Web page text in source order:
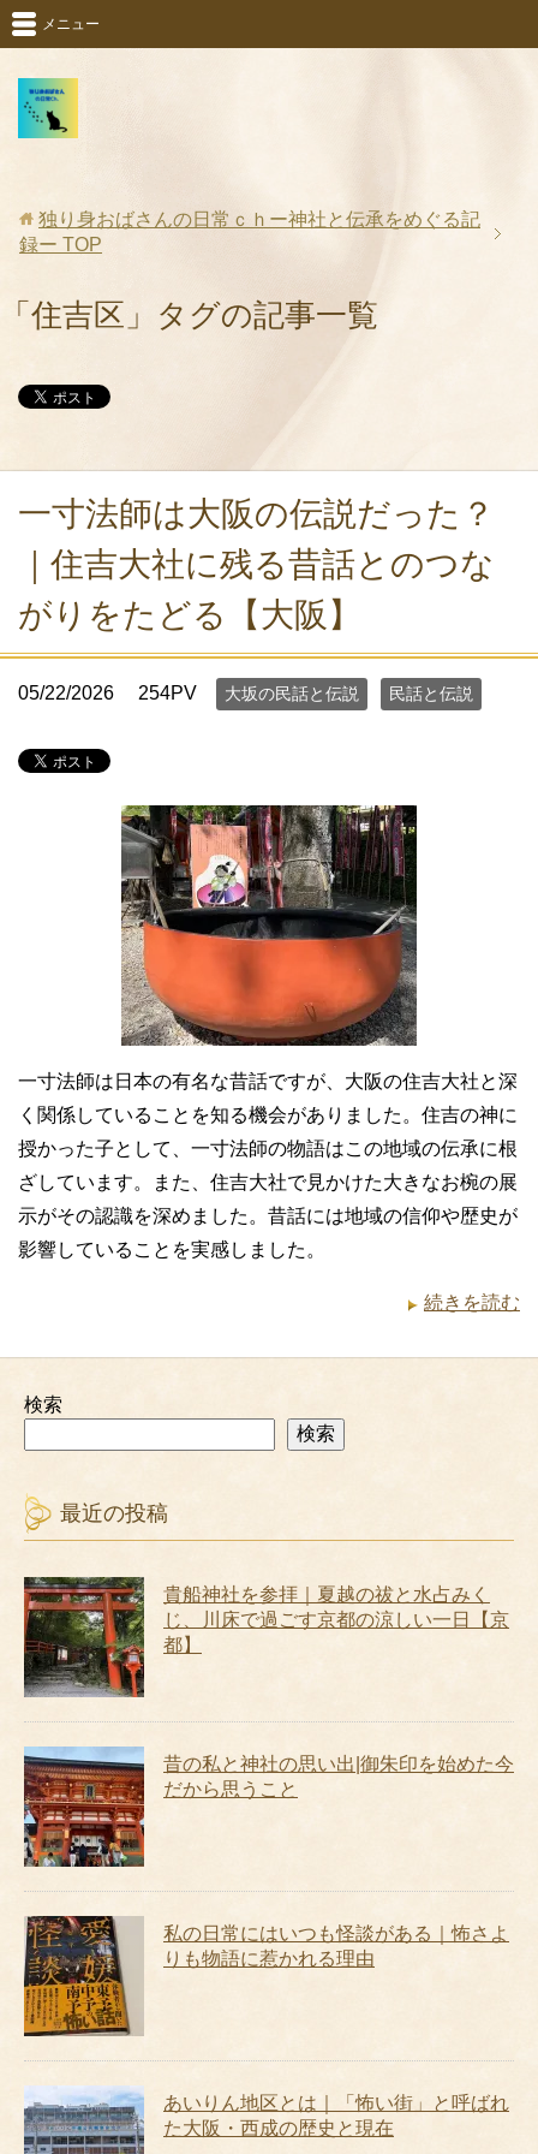
メニュー
独り身おばさんの日常ｃｈー神社と伝承をめぐる記
録ー TOP
「住吉区」タグの記事一覧
一寸法師は大阪の伝説だった？
｜住吉大社に残る昔話とのつな
がりをたどる【大阪】
05/22/2026 254PV 大坂の民話と伝説 民話と伝説
一寸法師は日本の有名な昔話ですが、大阪の住吉大社と深
く関係していることを知る機会がありました。住吉の神に
授かった子として、一寸法師の物語はこの地域の伝承に根
ざしています。また、住吉大社で見かけた大きなお椀の展
示がその認識を深めました。昔話には地域の信仰や歴史が
影響していることを実感しました。
続きを読む
検索
検索
最近の投稿
貴船神社を参拝｜夏越の祓と水占みく
じ、川床で過ごす京都の涼しい一日【京
都】
昔の私と神社の思い出|御朱印を始めた今
だから思うこと
私の日常にはいつも怪談がある｜怖さよ
りも物語に惹かれる理由
あいりん地区とは｜「怖い街」と呼ばれ
た大阪・西成の歴史と現在